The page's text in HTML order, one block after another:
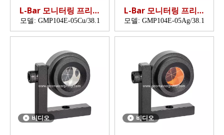
L-Bar 모니터링 프리즘
(38.1mm)
모델: GMP104E-05Cu/38.1
L-Bar 모니터링 프리즘
(38.1mm)
모델: GMP104E-05Ag/38.1
비디오 비디오